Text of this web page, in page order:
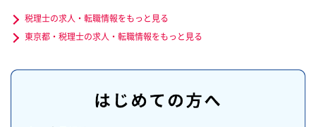
税理士の求人・転職情報をもっと見る
東京都・税理士の求人・転職情報をもっと見る